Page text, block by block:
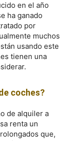
en el año
ha ganado
por
muchos
usando este
tienen una
coches?
de alquiler a
renta un
que,